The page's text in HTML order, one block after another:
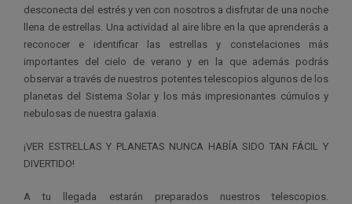
desconecta del estrés y ven con nosotros a disfrutar de una noche
llena de estrellas. Una actividad al aire libre en la que aprenderás a
reconocer e identificar las estrellas y constelaciones más
importantes del cielo de verano y en la que además podrás
observar a través de nuestros potentes telescopios algunos de los
planetas del Sistema Solar y los más impresionantes cúmulos y
nebulosas de nuestra galaxia.
¡VER ESTRELLAS Y PLANETAS NUNCA HABÍA SIDO TAN FÁCIL Y
DIVERTIDO!
A tu llegada estarán preparados nuestros telescopios.